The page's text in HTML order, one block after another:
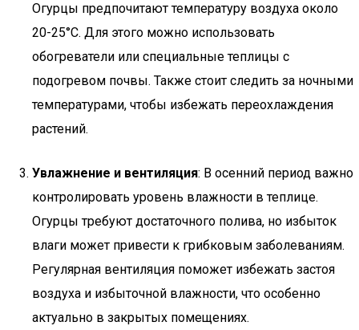
Огурцы предпочитают температуру воздуха около
20-25°C. Для этого можно использовать
обогреватели или специальные теплицы с
подогревом почвы. Также стоит следить за ночными
температурами, чтобы избежать переохлаждения
растений.
Увлажнение и вентиляция: В осенний период важно
контролировать уровень влажности в теплице.
Огурцы требуют достаточного полива, но избыток
влаги может привести к грибковым заболеваниям.
Регулярная вентиляция поможет избежать застоя
воздуха и избыточной влажности, что особенно
актуально в закрытых помещениях.